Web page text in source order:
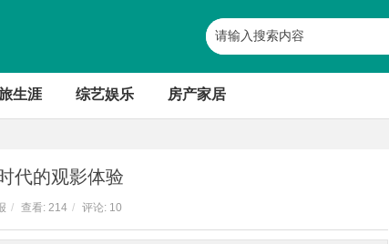
生涯 综艺娱乐 房产家居
代的观影体验
/ 查看: 214 / 评论: 10